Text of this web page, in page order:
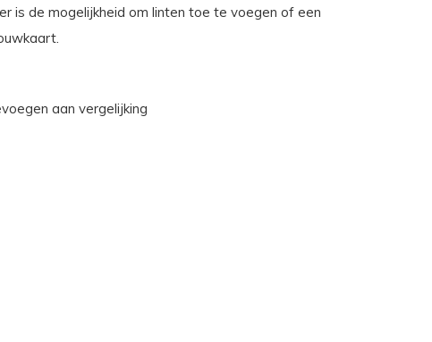
is de mogelijkheid om linten toe te voegen of een
aan vergelijking